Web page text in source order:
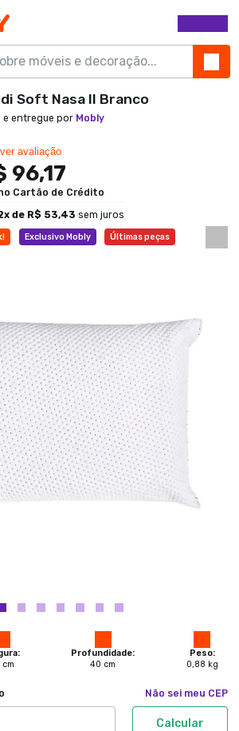
Exclusivo Mobly
Últimas peças
cm
Profundidade:
40 cm
Peso:
0,88 kg
Não sei meu CEP
Calcular
Soft Nasa II Branco
e entregue por Mobly
rating
avaliação
96,17
Cartão de Crédito
x de R$ 53,43 sem juros